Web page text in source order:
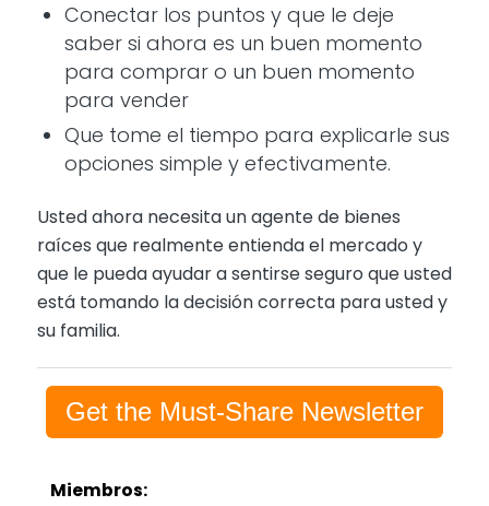
Conectar los puntos y que le deje
saber si ahora es un buen momento
para comprar o un buen momento
para vender
Que tome el tiempo para explicarle sus
opciones simple y efectivamente.
Usted ahora necesita un agente de bienes
raíces que realmente entienda el mercado y
que le pueda ayudar a sentirse seguro que usted
está tomando la decisión correcta para usted y
su familia.
Get the Must-Share Newsletter
Miembros: